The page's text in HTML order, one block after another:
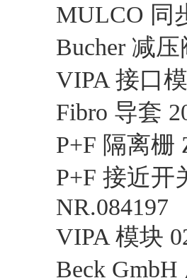
MULCO 同
Bucher 减
VIPA 接口
Fibro 导套
P+F 隔离栅
P+F 接近开
NR.084197
VIPA 模块
Beck